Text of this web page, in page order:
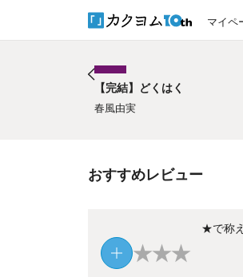
マイペ
【完結】どくはく
春風由実
おすすめレビュー
★で称
★★★